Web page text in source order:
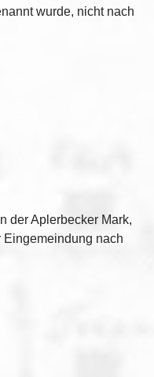
wurde, nicht nach
der Aplerbecker Mark,
Eingemeindung nach